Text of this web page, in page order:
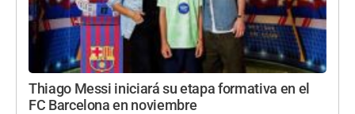
Thiago Messi iniciará su etapa formativa en el
FC Barcelona en noviembre